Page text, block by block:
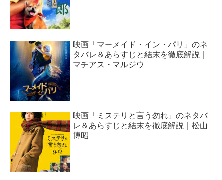
映画「マーメイド・イン・パリ」のネ
タバレ＆あらすじと結末を徹底解説｜
マチアス・マルジウ
映画「ミステリと言う勿れ」のネタバ
レ＆あらすじと結末を徹底解説｜松山
博昭